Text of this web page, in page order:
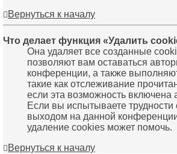
Вернуться к началу
Что делает функция «Удалить
Она удаляет все созданные
позволяют вам оставаться
конференции, а также
такие как отслеживание
если эта возможность включена
Если вы испытываете трудности
выходом на данной
удаление cookies может помочь.
Вернуться к началу